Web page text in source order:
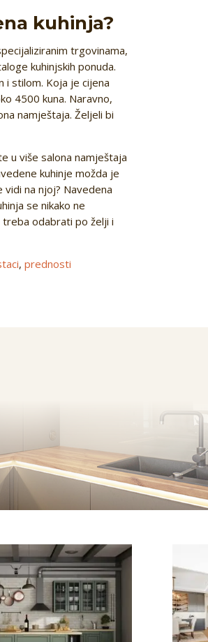
kuhinja?
trgovinama,
kuhinjskih ponuda.
i stilom. Koja je cijena
4500 kuna. Naravno,
namještaja. Željeli bi
u više salona namještaja
kuhinje možda je
na njoj? Navedena
se nikako ne
treba odabrati po želji i
,prednosti